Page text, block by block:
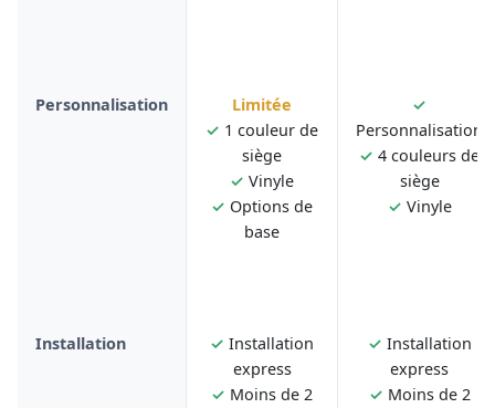
Personnalisation
Limitée
✓ 1 couleur de
siège
✓ Vinyle
✓ Options de
base
✓
Personnalisation
✓ 4 couleurs de
siège
✓ Vinyle
Installation ✓ Installation
express
✓ Moins de 2
✓ Installation
express
✓ Moins de 2